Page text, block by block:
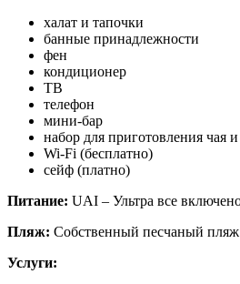
халат и тапочки
банные принадлежности
фен
кондиционер
ТВ
телефон
мини-бар
набор для приготовления чая
Wi-Fi (бесплатно)
сейф (платно)
Питание: UAI – Ультра все
Пляж: Собственный песчаный пляж
Услуги: